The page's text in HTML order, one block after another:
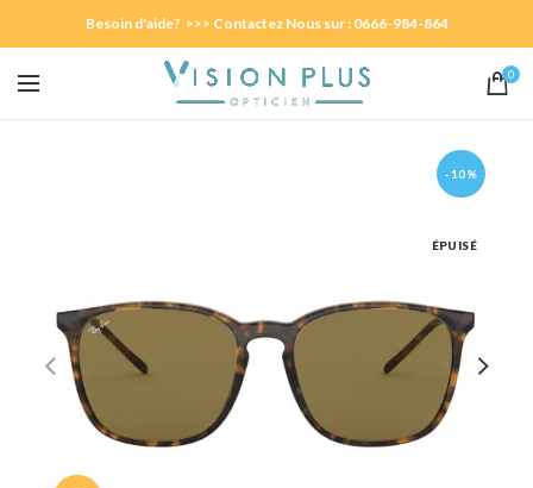
Besoin d'aide? >>> Contactez Nous sur : 0666-984-864
0
-10%
ÉPUISÉ